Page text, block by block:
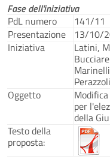
Fase dell'iniziativa
PdL numero
141/11
Presentazione
13/10/
Iniziativa
Latini,
Oggetto
per
della
Testo della
proposta: